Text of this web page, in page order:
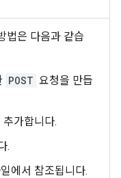
법은 다음과 같습
POST 요청을 만듭
가합니다.
.
에서 참조됩니다.